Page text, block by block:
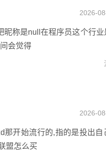
2026-
称是null在程序员这个行业
会觉得
2026-
那开始流行的,指的是投出自
盟怎么买